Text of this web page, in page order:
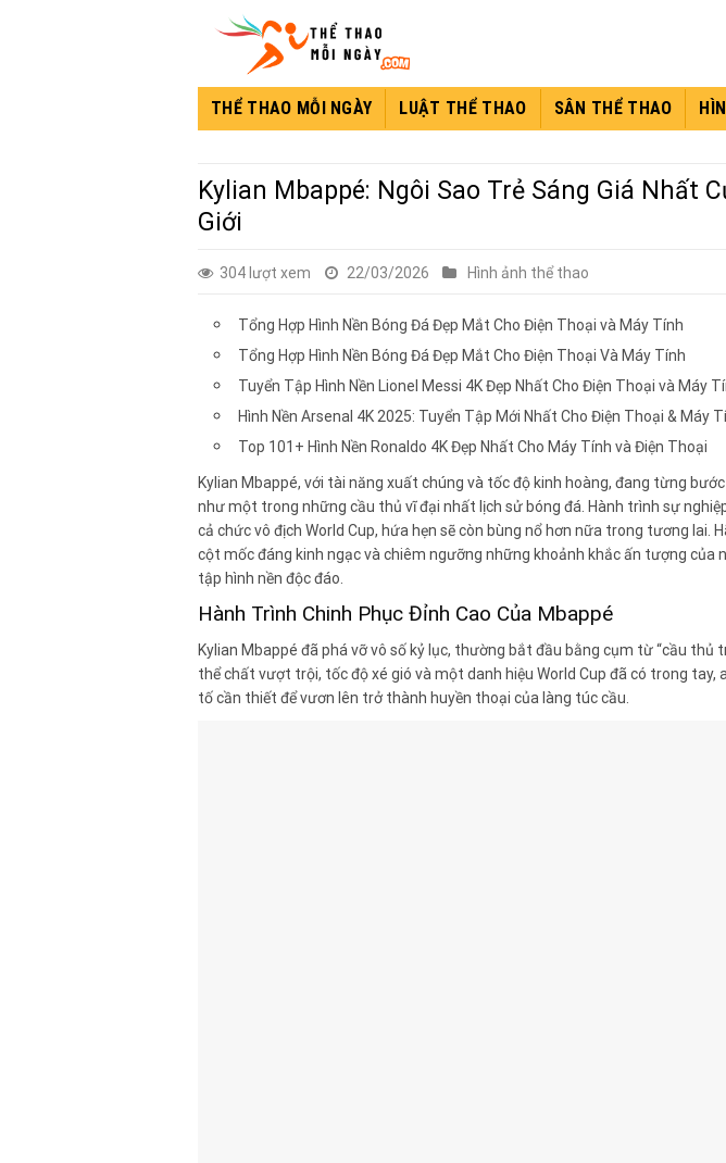
content
THỂ THAO MỖI NGÀY
LUẬT THỂ THAO SÂN THỂ THAO
Kylian Mbappé: Ngôi Sao Trẻ Sáng Giá Nhất
Giới
304 lượt xem 22/03/2026 Hình ảnh thể thao
Tổng Hợp Hình Nền Bóng Đá Đẹp Mắt Cho Điện Thoại và Máy Tính
Tổng Hợp Hình Nền Bóng Đá Đẹp Mắt Cho Điện Thoại Và Máy Tính
Tuyển Tập Hình Nền Lionel Messi 4K Đẹp Nhất Cho Điện Thoại và Máy
Hình Nền Arsenal 4K 2025: Tuyển Tập Mới Nhất Cho Điện Thoại & Máy
Top 101+ Hình Nền Ronaldo 4K Đẹp Nhất Cho Máy Tính và Điện Thoại
Kylian Mbappé, với tài năng xuất chúng và tốc độ kinh hoàng, đang từng
như một trong những cầu thủ vĩ đại nhất lịch sử bóng đá. Hành trình sự
cả chức vô địch World Cup, hứa hẹn sẽ còn bùng nổ hơn nữa trong tương lai.
cột mốc đáng kinh ngạc và chiêm ngưỡng những khoảnh khắc ấn tượng của
tập hình nền độc đáo.
Hành Trình Chinh Phục Đỉnh Cao Của Mbappé
Kylian Mbappé đã phá vỡ vô số kỷ lục, thường bắt đầu bằng cụm từ “cầu thủ
thể chất vượt trội, tốc độ xé gió và một danh hiệu World Cup đã có trong tay,
tố cần thiết để vươn lên trở thành huyền thoại của làng túc cầu.